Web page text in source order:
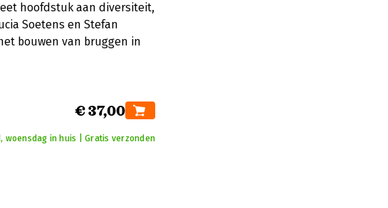
hoofdstuk aan diversiteit,
Soetens en Stefan
bouwen van bruggen in
€ 37,00
woensdag in huis | Gratis verzonden